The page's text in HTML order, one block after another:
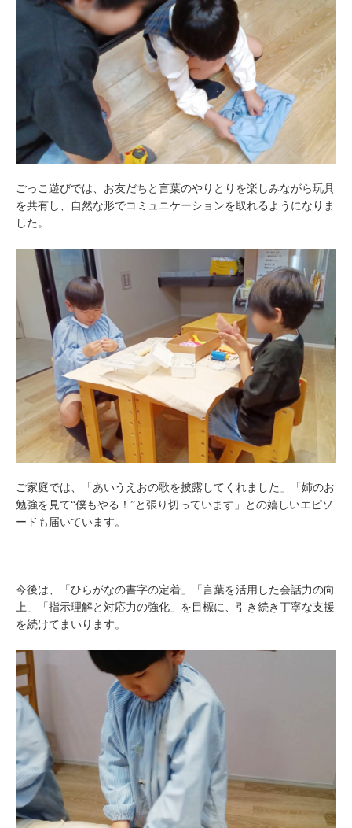
ごっこ遊びでは、お友だちと言葉のやりとりを楽しみながら玩具
を共有し、自然な形でコミュニケーションを取れるようになりま
した。
ご家庭では、「あいうえおの歌を披露してくれました」「姉のお
勉強を見て“僕もやる！”と張り切っています」との嬉しいエピソ
ードも届いています。
今後は、「ひらがなの書字の定着」「言葉を活用した会話力の向
上」「指示理解と対応力の強化」を目標に、引き続き丁寧な支援
を続けてまいります。